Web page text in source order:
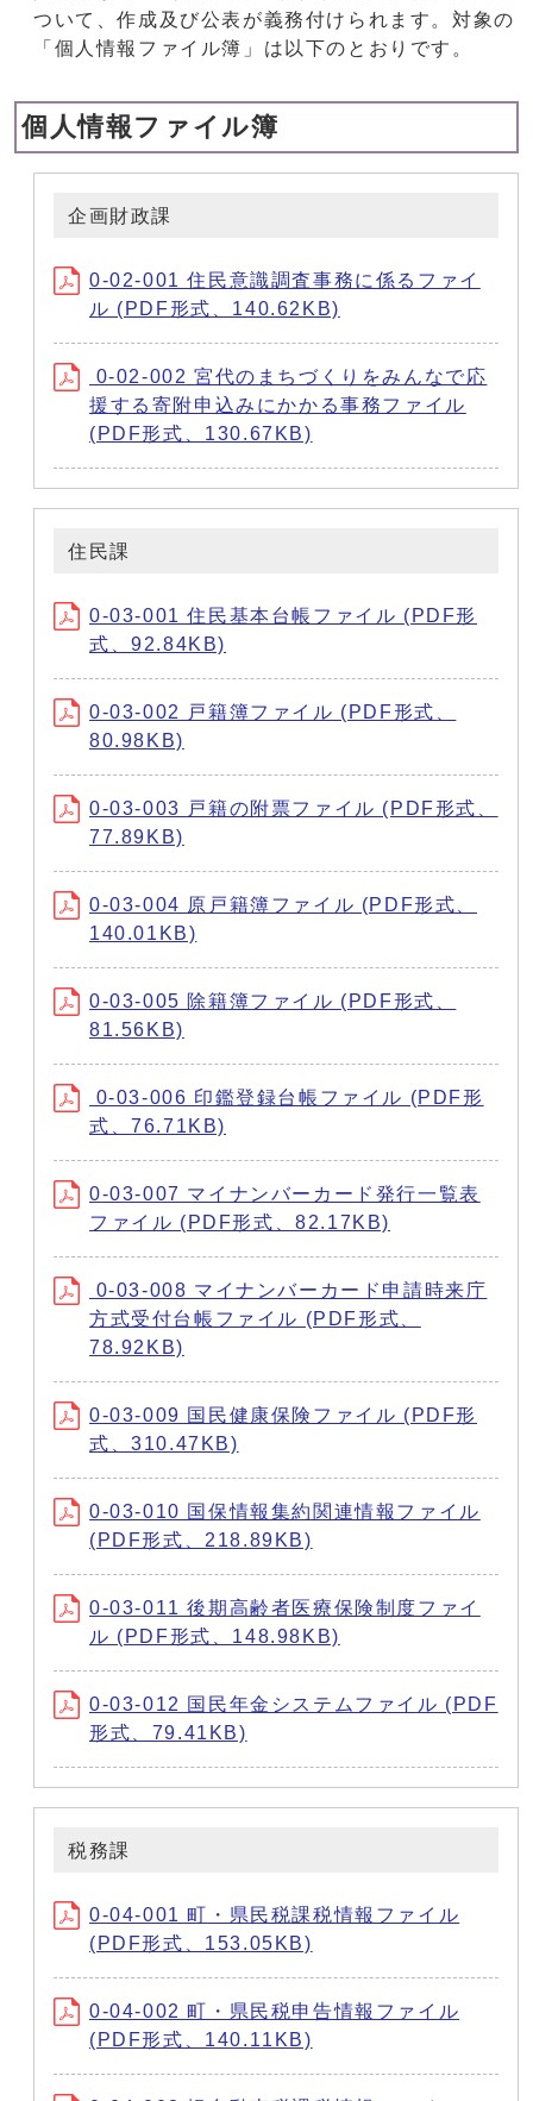
ついて、作成及び公表が義務付けられます。対象の
「個人情報ファイル簿」は以下のとおりです。
個人情報ファイル簿
企画財政課
0-02-001 住民意識調査事務に係るファイ
ル (PDF形式、140.62KB)
0-02-002 宮代のまちづくりをみんなで応
援する寄附申込みにかかる事務ファイル
(PDF形式、130.67KB)
住民課
0-03-001 住民基本台帳ファイル (PDF形
式、92.84KB)
0-03-002 戸籍簿ファイル (PDF形式、
80.98KB)
0-03-003 戸籍の附票ファイル (PDF形式、
77.89KB)
0-03-004 原戸籍簿ファイル (PDF形式、
140.01KB)
0-03-005 除籍簿ファイル (PDF形式、
81.56KB)
0-03-006 印鑑登録台帳ファイル (PDF形
式、76.71KB)
0-03-007 マイナンバーカード発行一覧表
ファイル (PDF形式、82.17KB)
0-03-008 マイナンバーカード申請時来庁
方式受付台帳ファイル (PDF形式、
78.92KB)
0-03-009 国民健康保険ファイル (PDF形
式、310.47KB)
0-03-010 国保情報集約関連情報ファイル
(PDF形式、218.89KB)
0-03-011 後期高齢者医療保険制度ファイ
ル (PDF形式、148.98KB)
0-03-012 国民年金システムファイル (PDF
形式、79.41KB)
税務課
0-04-001 町・県民税課税情報ファイル
(PDF形式、153.05KB)
0-04-002 町・県民税申告情報ファイル
(PDF形式、140.11KB)